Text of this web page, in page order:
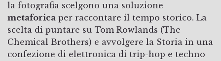
la fotografia scelgono una soluzione
metaforica per raccontare il tempo storico. La
scelta di puntare su Tom Rowlands (The
Chemical Brothers) e avvolgere la Storia in una
confezione di elettronica di trip-hop e techno